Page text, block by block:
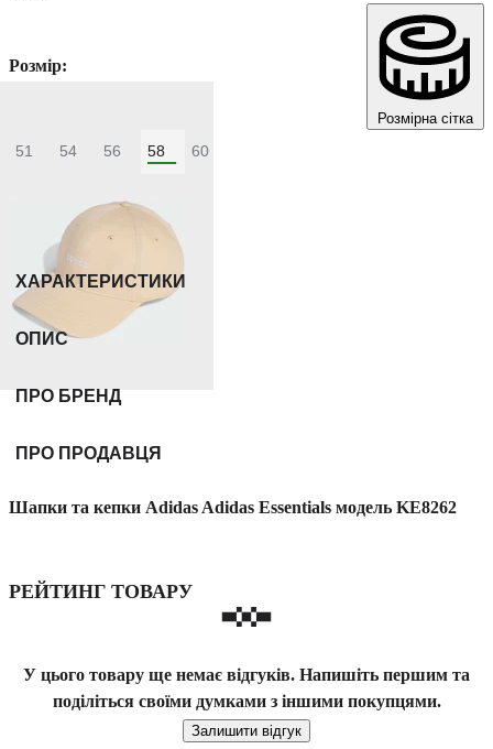
Розмір:
Розмірна сітка
51 54 56 58 60
ХАРАКТЕРИСТИКИ
ОПИС
ПРО БРЕНД
ПРО ПРОДАВЦЯ
Шапки та кепки Adidas Adidas Essentials модель KE8262
РЕЙТИНГ ТОВАРУ
У цього товару ще немає відгуків. Напишіть першим та
поділіться своїми думками з іншими покупцями.
Залишити відгук